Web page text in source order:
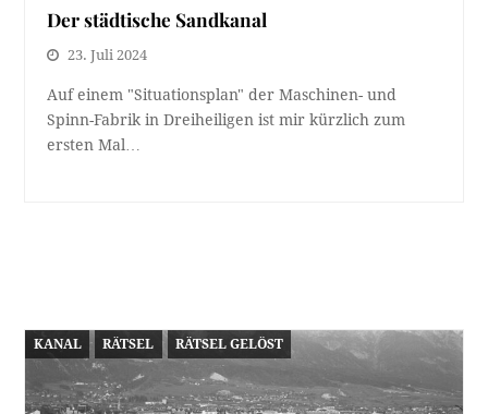
Der städtische Sandkanal
23. Juli 2024
Auf einem "Situationsplan" der Maschinen- und
Spinn-Fabrik in Dreiheiligen ist mir kürzlich zum
ersten Mal…
KANAL RÄTSEL RÄTSEL GELÖST